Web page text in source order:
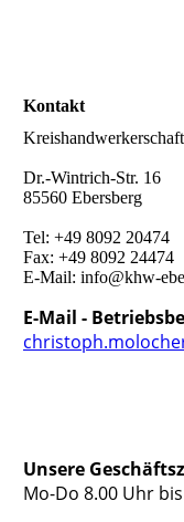
Kontakt
Dr.-Wintrich-Str. 16
85560 Ebersberg
Tel: +49 8092 20474
Fax: +49 8092 24474
E-Mail: info@khw-
E-Mail -
Unsere
Mo-Do 8.00 Uhr